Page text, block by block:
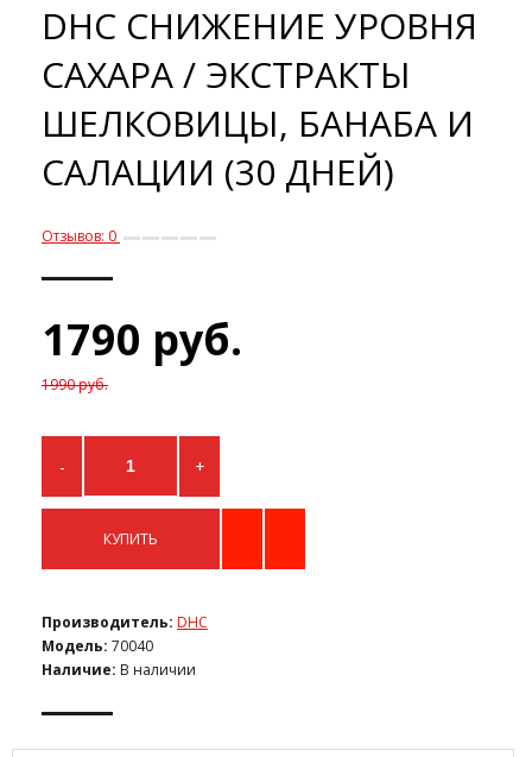
DHC СНИЖЕНИЕ УРОВНЯ
САХАРА / ЭКСТРАКТЫ
ШЕЛКОВИЦЫ, БАНАБА И
САЛАЦИИ (30 ДНЕЙ)
Отзывов: 0
1790 руб.
1990 руб.
- +
КУПИТЬ
Производитель: DHC
Модель: 70040
Наличие: В наличии